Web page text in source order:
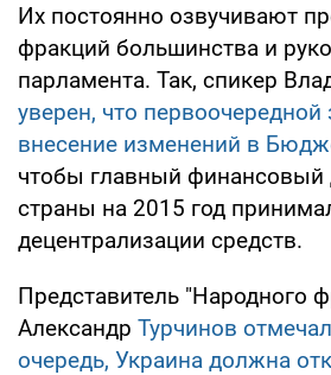
Их постоянно озвучивают
фракций большинства и
парламента. Так, спикер
уверен, что первоочередной
внесение изменений в
чтобы главный финансовый
страны на 2015 год
децентрализации средств.
Представитель "Народного
Александр Турчинов
очередь, Украина должна